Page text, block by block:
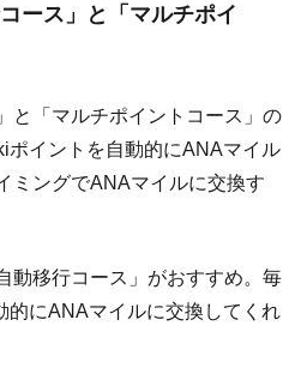
ース」と「マルチポイ
と「マルチポイントコース」の
ポイントを自動的にANAマイル
ミングでANAマイルに交換す
動移行コース」がおすすめ。毎
的にANAマイルに交換してくれ